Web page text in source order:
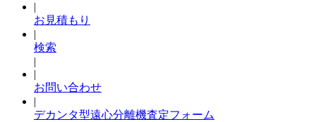
|
お見積もり
|
検索
|
|
お問い合わせ
|
デカンタ型遠心分離機査定フォーム